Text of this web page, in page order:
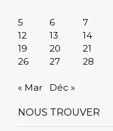
5
6 7
12
13 14
19
20 21
26
27 28
« Mar Déc »
NOUS TROUVER